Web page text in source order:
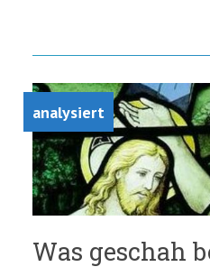
analysiert
Was geschah